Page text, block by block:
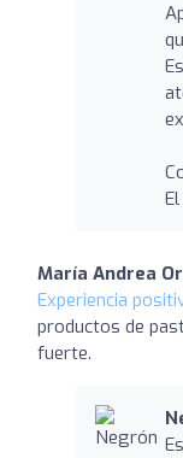
María Andrea
Experiencia
productos de
fuerte.